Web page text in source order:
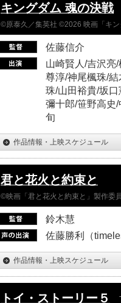
キングダム 魂の決戦
©原泰久／集英社 ©2026 映画「キ
佐藤信介
山崎賢人/吉沢亮
尊淳/神尾楓珠/
珠/山田裕貴/坂
彌十郎/笹野高史
旬
作品情報・上映スケジュール
君と花火と約束と
©映画「君と花火と約束と」製作委
鈴木慧
佐藤勝利（
作品情報・上映スケジュール
トイ・ストーリー５